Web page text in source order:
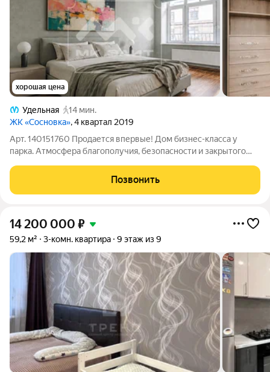
хорошая цена
Удельная
14 мин.
ЖК «Сосновка», 4 квартал 2019
Арт. 140151760 Продается впервые! Дом бизнес-класса у
парка. Атмосфера благополучия, безопасности и закрытого
районе - одном из экологически чистых районов города.
Вокруг микрорайона - парки и
Позвонить
14 200 000 ₽
59,2 м² 3-комн. квартира 9 этаж из 9